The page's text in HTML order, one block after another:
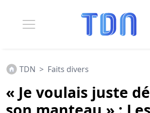
TDN > Faits divers
« Je voulais juste